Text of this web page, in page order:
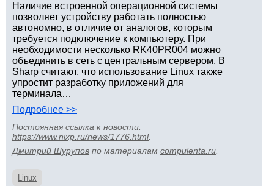
Наличие встроенной операционной системы
позволяет устройству работать полностью
автономно, в отличие от аналогов, которым
требуется подключение к компьютеру. При
необходимости несколько RK40PR004 можно
объединить в сеть с центральным сервером. В
Sharp считают, что использование Linux также
упростит разработку приложений для
терминала…
Подробнее >>
Постоянная ссылка к новости:
https://www.nixp.ru/news/1776.html.
Дмитрий Шурупов по материалам compulenta.ru
Linux